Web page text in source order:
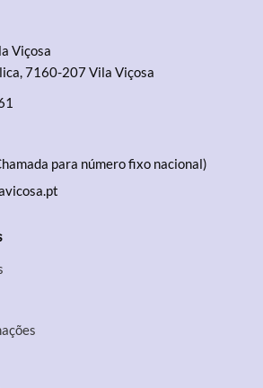
Viçosa
7160-207 Vila Viçosa
para número fixo nacional)